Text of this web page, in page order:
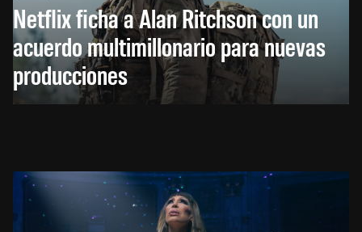
Netflix ficha a Alan Ritchson con un
acuerdo multimillonario para nuevas
producciones